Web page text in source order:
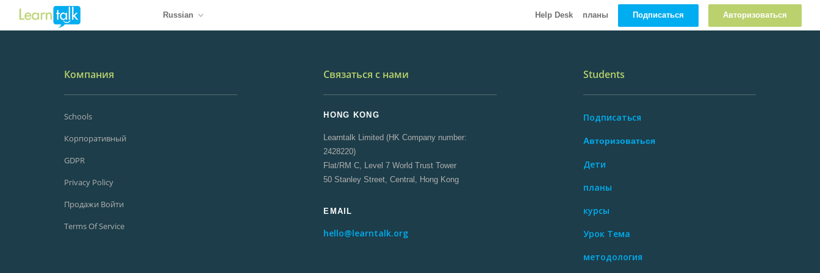
Russian Help Desk планы Подписаться Авторизоваться
Компания
Schools
Корпоративный
GDPR
Privacy Policy
Продажи Войти
Terms Of Service
Связаться с нами
HONG KONG
Learntalk Limited (HK Company number:
2428220)
Flat/RM C, Level 7 World Trust Tower
50 Stanley Street, Central, Hong Kong
EMAIL
hello@learntalk.org
Students
Подписаться
Авторизоваться
Дети
планы
курсы
Урок Тема
методология